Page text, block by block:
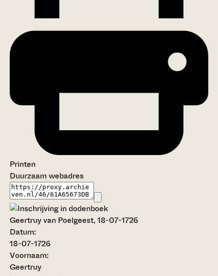
Printen
Duurzaam webadres
Geertruy van Poelgeest, 18-07-1726
Datum:
18-07-1726
Voornaam:
Geertruy